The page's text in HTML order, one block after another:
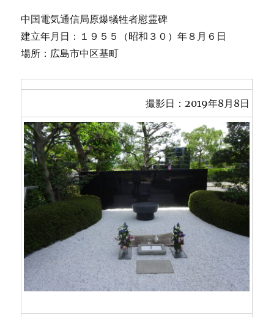
中国電気通信局原爆犠牲者慰霊碑
建立年月日：１９５５（昭和３０）年８月６日
場所：広島市中区基町
撮影日：2019年8月8日